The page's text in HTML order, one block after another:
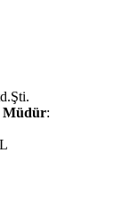
Müdür: